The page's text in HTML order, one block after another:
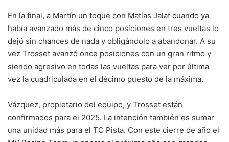
En la final, a Martín un toque con Matías Jalaf cuando ya
había avanzado más de cinco posiciones en tres vueltas lo
dejó sin chances de nada y obligándolo a abandonar. A su
vez Trosset avanzó once posiciones con un gran ritmo y
siendo agresivo en todas las vueltas para ver por última
vez la cuadriculada en el décimo puesto de la máxima.
Vázquez, propietario del equipo, y Trosset están
confirmados para el 2025. La intención también es sumar
una unidad más para el TC Pista. Con este cierre de año el